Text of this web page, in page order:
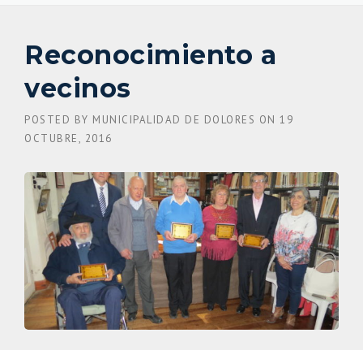
Reconocimiento a
vecinos
POSTED BY MUNICIPALIDAD DE DOLORES ON 19
OCTUBRE, 2016